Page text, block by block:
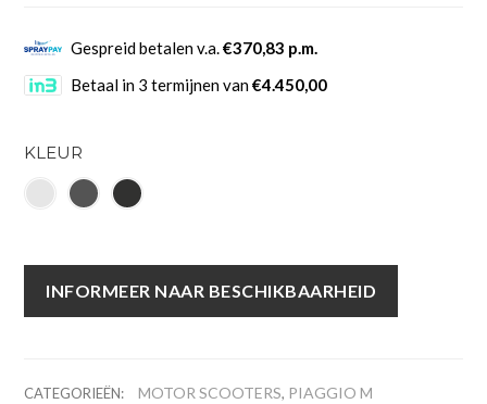
Gespreid betalen v.a.€370,83 p.m.
Betaal in 3 termijnen van€4.450,00
KLEUR
INFORMEER NAAR BESCHIKBAARHEID
CATEGORIEËN: MOTOR SCOOTERS, PIAGGIO M